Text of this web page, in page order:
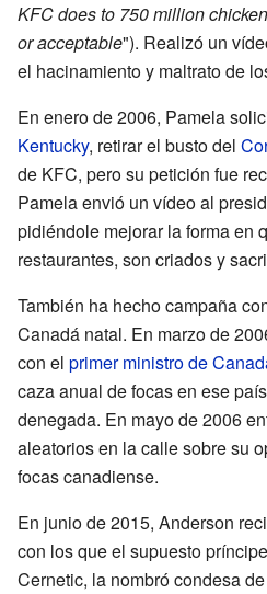
KFC does to 750 million
or acceptable"). Realizó un
el hacinamiento y maltrato de
En enero de 2006, Pamela
Kentucky, retirar el busto del
de KFC, pero su petición fue
Pamela envió un vídeo al
pidiéndole mejorar la forma en
restaurantes, son criados y
También ha hecho campaña
Canadá natal. En marzo de
con el primer ministro de
caza anual de focas en ese
denegada. En mayo de 2006
aleatorios en la calle sobre su
focas canadiense.
En junio de 2015, Anderson
con los que el supuesto
Cernetic, la nombró condesa